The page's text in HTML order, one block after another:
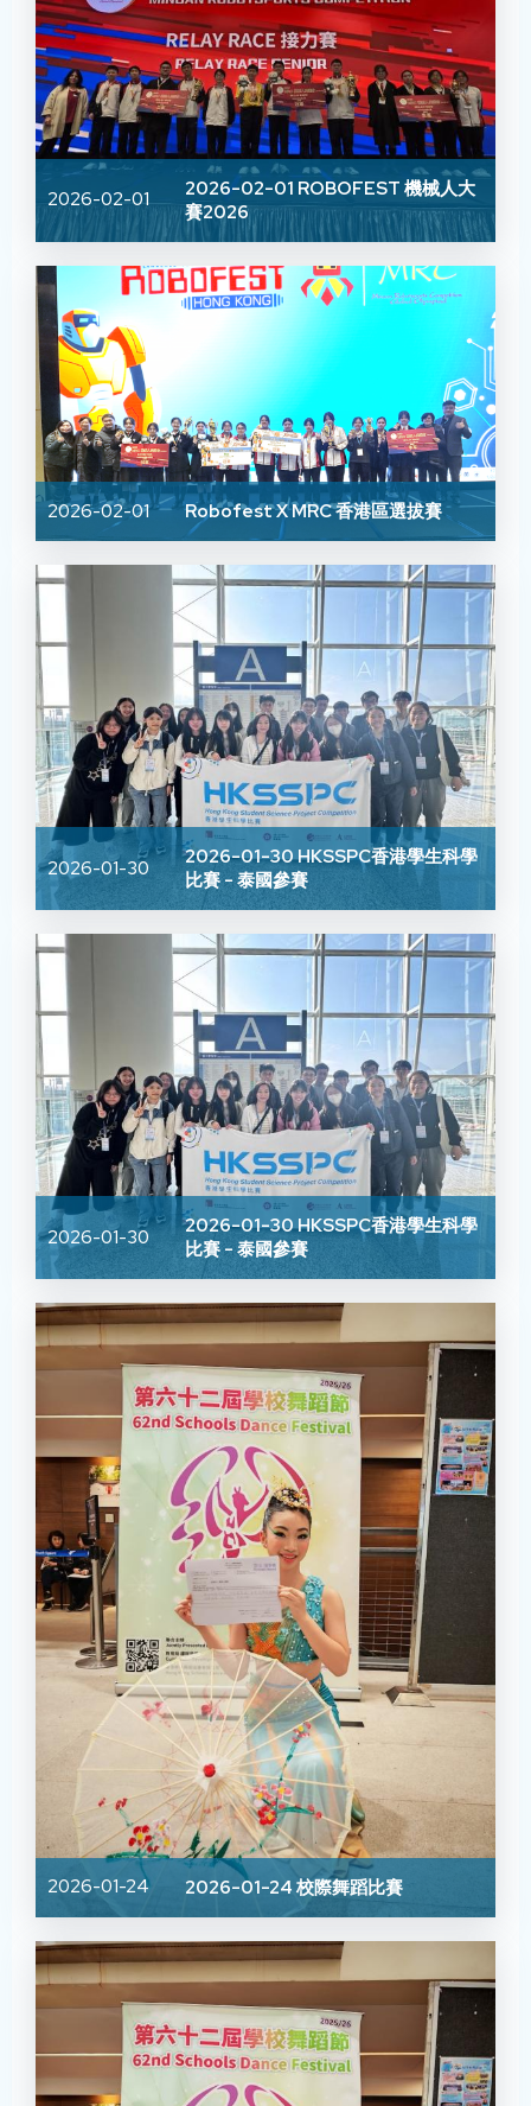
2026-02-01
2026-02-01 ROBOFEST 機械人大
賽2026
2026-02-01 Robofest X MRC 香港區選拔賽
2026-01-30
2026-01-30 HKSSPC香港學生科學
比賽 - 泰國參賽
2026-01-30
2026-01-30 HKSSPC香港學生科學
比賽 - 泰國參賽
2026-01-24 2026-01-24 校際舞蹈比賽